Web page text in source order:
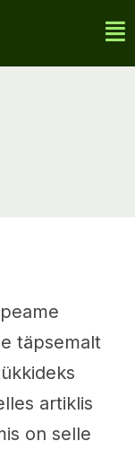
täpsemalt
artiklis
on selle